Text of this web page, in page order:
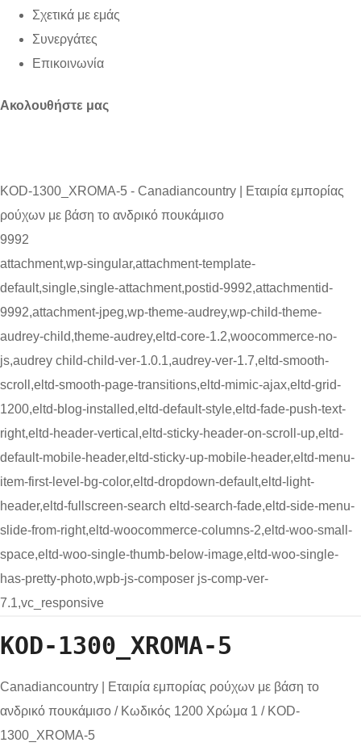
Σχετικά με εμάς
Συνεργάτες
Επικοινωνία
Ακολουθήστε μας
KOD-1300_XROMA-5 - Canadiancountry | Εταιρία εμπορίας
ρούχων με βάση το ανδρικό πουκάμισο
9992
attachment,wp-singular,attachment-template-
default,single,single-attachment,postid-9992,attachmentid-
9992,attachment-jpeg,wp-theme-audrey,wp-child-theme-
audrey-child,theme-audrey,eltd-core-1.2,woocommerce-no-
js,audrey child-child-ver-1.0.1,audrey-ver-1.7,eltd-smooth-
scroll,eltd-smooth-page-transitions,eltd-mimic-ajax,eltd-grid-
1200,eltd-blog-installed,eltd-default-style,eltd-fade-push-text-
right,eltd-header-vertical,eltd-sticky-header-on-scroll-up,eltd-
default-mobile-header,eltd-sticky-up-mobile-header,eltd-menu-
item-first-level-bg-color,eltd-dropdown-default,eltd-light-
header,eltd-fullscreen-search eltd-search-fade,eltd-side-menu-
slide-from-right,eltd-woocommerce-columns-2,eltd-woo-small-
space,eltd-woo-single-thumb-below-image,eltd-woo-single-
has-pretty-photo,wpb-js-composer js-comp-ver-
7.1,vc_responsive
KOD-1300_XROMA-5
Canadiancountry | Εταιρία εμπορίας ρούχων με βάση το
ανδρικό πουκάμισο / Κωδικός 1200 Χρώμα 1 / KOD-
1300_XROMA-5